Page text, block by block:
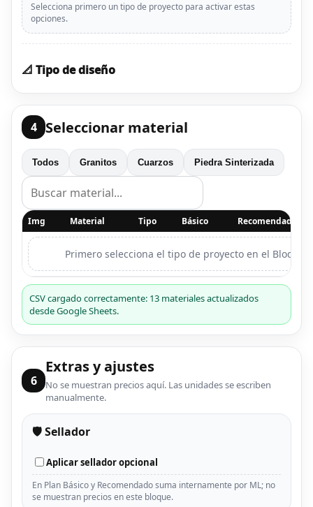
Selecciona primero un tipo de proyecto para activar estas
opciones.
📐 Tipo de diseño
4 Seleccionar material
Todos Granitos Cuarzos Piedra Sinterizada
Img Material Tipo Básico Recomendado
Primero selecciona el tipo de proyecto en el Bloque
CSV cargado correctamente: 13 materiales actualizados
desde Google Sheets.
6
Extras y ajustes
No se muestran precios aquí. Las unidades se escriben
manualmente.
🛡️ Sellador
Aplicar sellador opcional
En Plan Básico y Recomendado suma internamente por ML; no
se muestran precios en este bloque.